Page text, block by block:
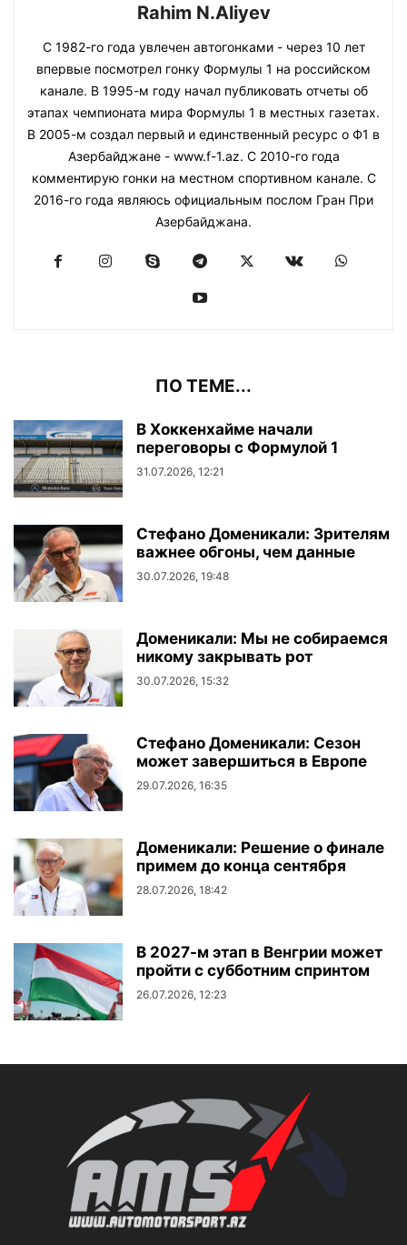
Rahim N.Aliyev
С 1982-го года увлечен автогонками - через 10 лет
впервые посмотрел гонку Формулы 1 на российском
канале. В 1995-м году начал публиковать отчеты об
этапах чемпионата мира Формулы 1 в местных газетах.
В 2005-м создал первый и единственный ресурс о Ф1 в
Азербайджане - www.f-1.az. С 2010-го года
комментирую гонки на местном спортивном канале. С
2016-го года являюсь официальным послом Гран При
Азербайджана.
ПО ТЕМЕ...
В Хоккенхайме начали
переговоры с Формулой 1
31.07.2026, 12:21
Стефано Доменикали: Зрителям
важнее обгоны, чем данные
30.07.2026, 19:48
Доменикали: Мы не собираемся
никому закрывать рот
30.07.2026, 15:32
Стефано Доменикали: Сезон
может завершиться в Европе
29.07.2026, 16:35
Доменикали: Решение о финале
примем до конца сентября
28.07.2026, 18:42
В 2027-м этап в Венгрии может
пройти с субботним спринтом
26.07.2026, 12:23